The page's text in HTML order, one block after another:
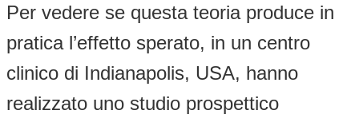
Per vedere se questa teoria produce in
pratica l’effetto sperato, in un centro
clinico di Indianapolis, USA, hanno
realizzato uno studio prospettico